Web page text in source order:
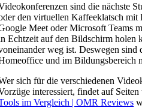
sind die nächste
den virtuellen Kaffeeklatsch mit
Meet oder Microsoft Teams
Echtzeit auf den Bildschirm holen
weg ist. Deswegen sind
und im Bildungsbereich
sich für die verschiedenen
interessiert, findet auf
im Vergleich | OMR Reviews